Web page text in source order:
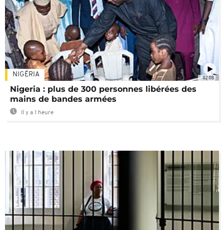
02:08
NIGÉRIA
Nigeria : plus de 300 personnes libérées des
mains de bandes armées
Il y a 1 heure